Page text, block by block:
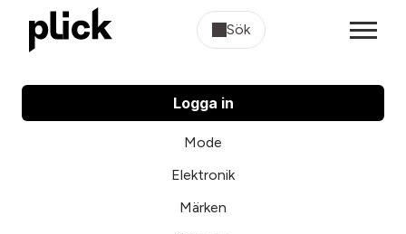
Sök
Logga in
Mode
Elektronik
Märken